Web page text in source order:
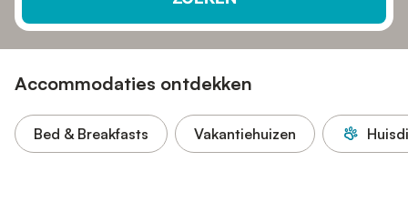
Accommodaties ontdekken
Bed & Breakfasts Vakantiehuizen